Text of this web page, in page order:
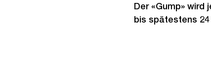
Der «Gump» wird
bis spätestens